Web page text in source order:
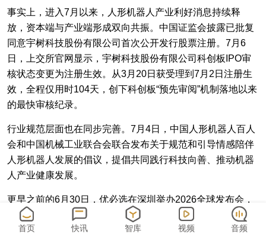
事实上，进入7月以来，人形机器人产业利好消息持续释
放，资本端与产业端形成双向共振。中国证监会披露已批复
同意宇树科技股份有限公司首次公开发行股票注册。7月6
日，上交所官网显示，宇树科技股份有限公司科创板IPO审
核状态变更为注册生效。从3月20日获受理到7月2日注册生
效，全程仅用时104天，创下科创板“预先审阅”机制落地以来
的最快审核纪录。
行业规范层面也在同步完善。7月4日，中国人形机器人百人
会和中国机械工业联合会联合发布关于规范和引导情感陪伴
人形机器人发展的倡议，提倡共同践行科技向善、推动机器
人产业健康发展。
更早之前的6月30日，优必选在深圳举办2026全球发布会，
发布“人机共生”十年战略，推出全尺寸超仿生人形机器人“优
世界U1”系列，标志其人形机器人“工业-商用-消费”三步走战
首页 快讯 智库 视频 音频